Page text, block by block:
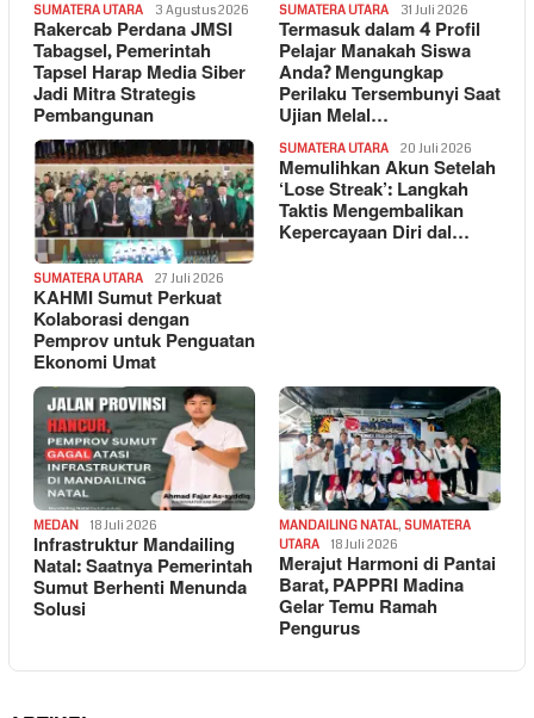
SUMATERA UTARA 3 Agustus 2026
Rakercab Perdana JMSI
Tabagsel, Pemerintah
Tapsel Harap Media Siber
Jadi Mitra Strategis
Pembangunan
SUMATERA UTARA 31 Juli 2026
Termasuk dalam 4 Profil
Pelajar Manakah Siswa
Anda? Mengungkap
Perilaku Tersembunyi Saat
Ujian Melal…
SUMATERA UTARA 27 Juli 2026
KAHMI Sumut Perkuat
Kolaborasi dengan
Pemprov untuk Penguatan
Ekonomi Umat
SUMATERA UTARA 20 Juli 2026
Memulihkan Akun Setelah
‘Lose Streak’: Langkah
Taktis Mengembalikan
Kepercayaan Diri dal…
MEDAN 18 Juli 2026
Infrastruktur Mandailing
Natal: Saatnya Pemerintah
Sumut Berhenti Menunda
Solusi
MANDAILING NATAL, SUMATERA
UTARA
18 Juli 2026
Merajut Harmoni di Pantai
Barat, PAPPRI Madina
Gelar Temu Ramah
Pengurus